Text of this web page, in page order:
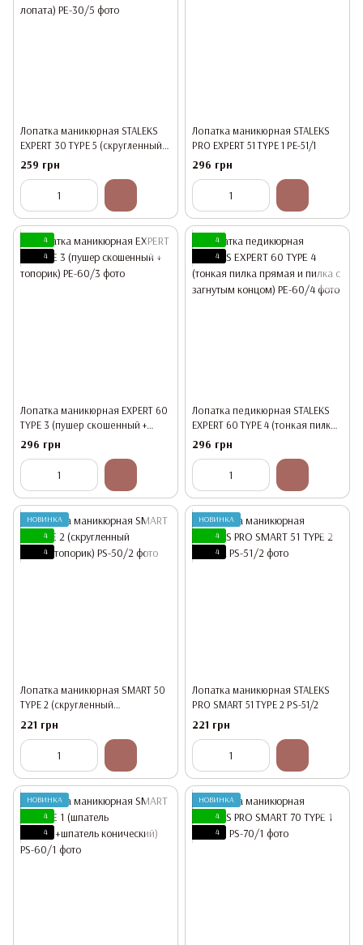
Лопатка маникюрная STALEKS
EXPERT 30 TYPE 5 (скругленный
пушер+широкая лопата)
259 грн
Лопатка маникюрная STALEKS
PRO EXPERT 51 TYPE 1 PE-51/1
296 грн
4
4
Лопатка маникюрная EXPERT 60
TYPE 3 (пушер скошенный +
топорик)
296 грн
4
4
Лопатка педикюрная STALEKS
EXPERT 60 TYPE 4 (тонкая пилка
прямая и пилка с загнутым
концом)
296 грн
НОВИНКА
4
4
Лопатка маникюрная SMART 50
TYPE 2 (скругленный
пушер+топорик)
221 грн
НОВИНКА
4
4
Лопатка маникюрная STALEKS
PRO SMART 51 TYPE 2 PS-51/2
221 грн
НОВИНКА
4
4
НОВИНКА
4
4